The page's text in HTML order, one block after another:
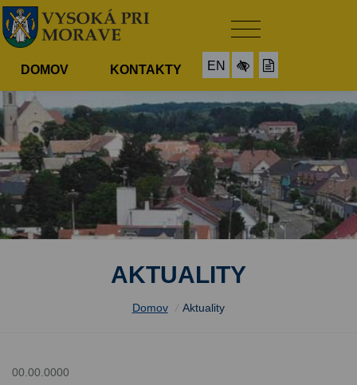
DOMOV KONTAKTY EN
AKTUALITY
Domov / Aktuality
00.00.0000